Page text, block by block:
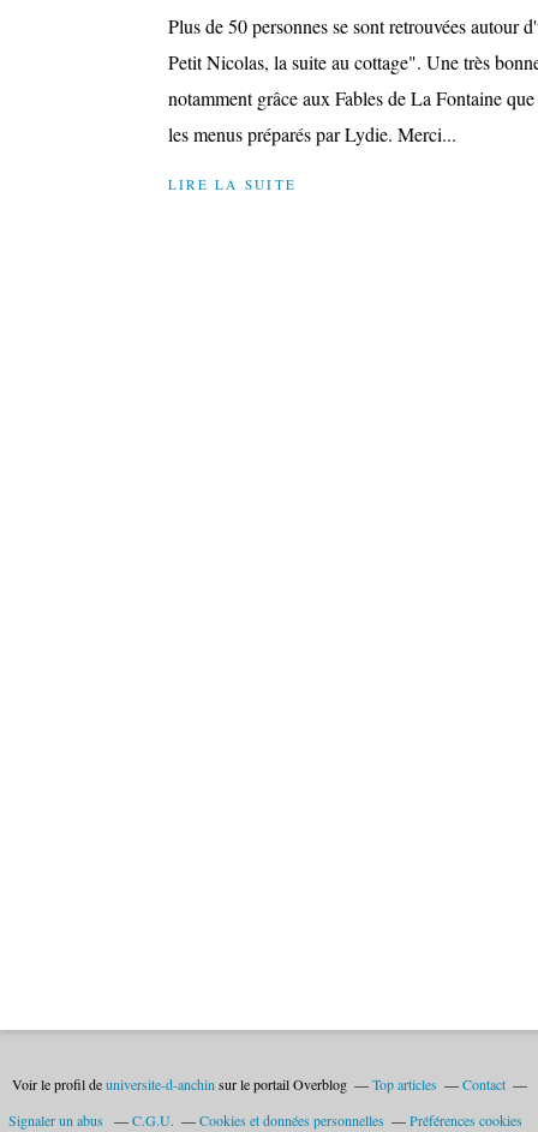
Plus de 50 personnes se sont retrouvées autour
Petit Nicolas, la suite au cottage". Une très
notamment grâce aux Fables de La Fontaine
les menus préparés par Lydie. Merci...
LIRE LA SUITE
Voir le profil deuniversite-d-anchin sur le portail Overblog Top articles
Contact
Signaler un abus
C.G.U. Cookies et données personnelles Préférences cookies